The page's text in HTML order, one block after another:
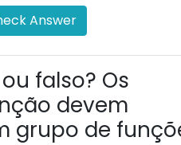
Answer
falso? Os
devem
grupo de